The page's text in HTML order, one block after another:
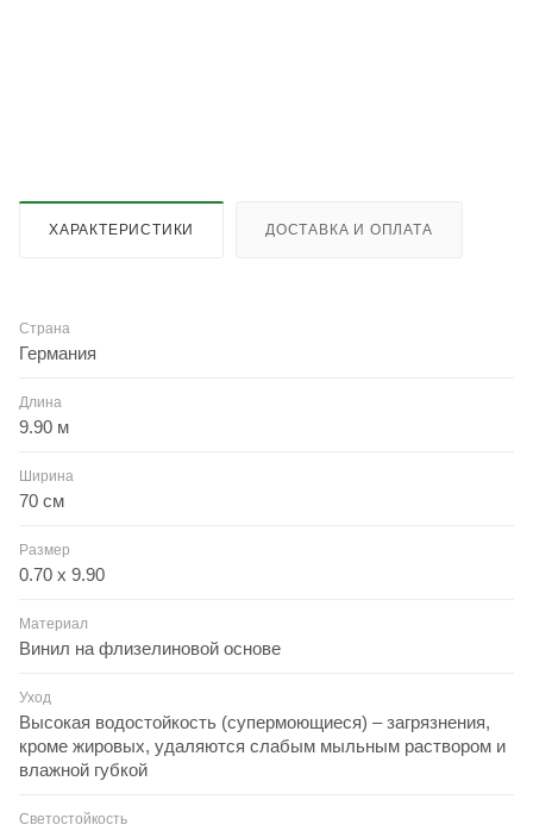
ХАРАКТЕРИСТИКИ ДОСТАВКА И ОПЛАТА
Страна
Германия
Длина
9.90 м
Ширина
70 см
Размер
0.70 x 9.90
Материал
Винил на флизелиновой основе
Уход
Высокая водостойкость (супермоющиеся) – загрязнения,
кроме жировых, удаляются слабым мыльным раствором и
влажной губкой
Светостойкость